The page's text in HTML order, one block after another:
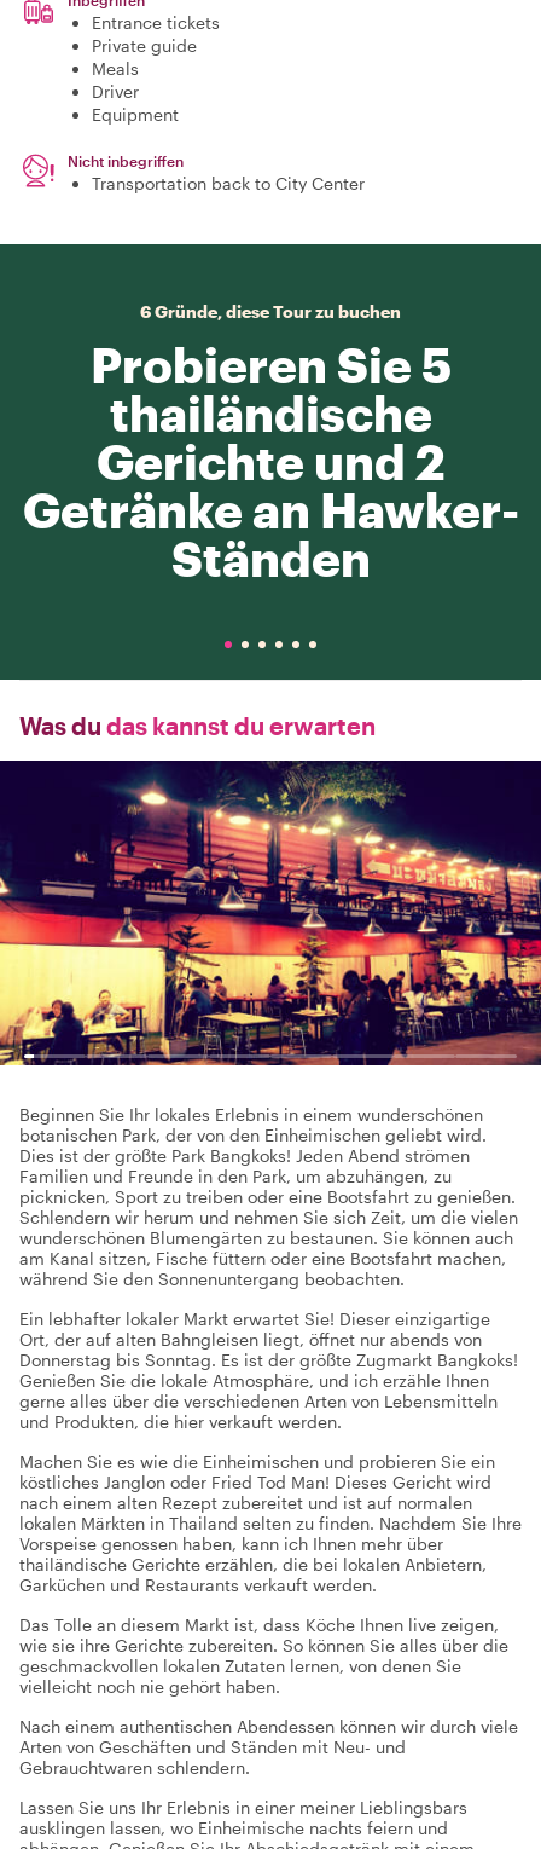
Entrance tickets
Private guide
Meals
Driver
Equipment
Nicht inbegriffen
Transportation back to City Center
6 Gründe, diese Tour zu buchen
Probieren Sie 5
thailändische
Gerichte und 2
Getränke an Hawker-
Ständen
Was du das kannst du erwarten
Beginnen Sie Ihr lokales Erlebnis in einem wunderschönen
botanischen Park, der von den Einheimischen geliebt wird.
Dies ist der größte Park Bangkoks! Jeden Abend strömen
Familien und Freunde in den Park, um abzuhängen, zu
picknicken, Sport zu treiben oder eine Bootsfahrt zu genießen.
Schlendern wir herum und nehmen Sie sich Zeit, um die vielen
wunderschönen Blumengärten zu bestaunen. Sie können auch
am Kanal sitzen, Fische füttern oder eine Bootsfahrt machen,
während Sie den Sonnenuntergang beobachten.
Ein lebhafter lokaler Markt erwartet Sie! Dieser einzigartige
Ort, der auf alten Bahngleisen liegt, öffnet nur abends von
Donnerstag bis Sonntag. Es ist der größte Zugmarkt Bangkoks!
Genießen Sie die lokale Atmosphäre, und ich erzähle Ihnen
gerne alles über die verschiedenen Arten von Lebensmitteln
und Produkten, die hier verkauft werden.
Machen Sie es wie die Einheimischen und probieren Sie ein
köstliches Janglon oder Fried Tod Man! Dieses Gericht wird
nach einem alten Rezept zubereitet und ist auf normalen
lokalen Märkten in Thailand selten zu finden. Nachdem Sie Ihre
Vorspeise genossen haben, kann ich Ihnen mehr über
thailändische Gerichte erzählen, die bei lokalen Anbietern,
Garküchen und Restaurants verkauft werden.
Das Tolle an diesem Markt ist, dass Köche Ihnen live zeigen,
wie sie ihre Gerichte zubereiten. So können Sie alles über die
geschmackvollen lokalen Zutaten lernen, von denen Sie
vielleicht noch nie gehört haben.
Nach einem authentischen Abendessen können wir durch viele
Arten von Geschäften und Ständen mit Neu- und
Gebrauchtwaren schlendern.
Lassen Sie uns Ihr Erlebnis in einer meiner Lieblingsbars
ausklingen lassen, wo Einheimische nachts feiern und